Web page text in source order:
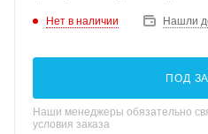
Нет в наличии Нашли
ПОД
Наши менеджеры обязательно
условия заказа